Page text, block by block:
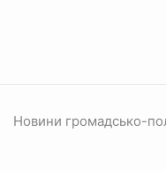
Новини громадсько-